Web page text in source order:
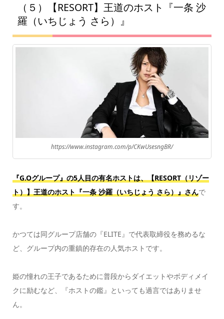
（５）【RESORT】王道のホスト『一条 沙
羅（いちじょう さら）』
https://www.instagram.com/p/CKwUsesngBR/
『G.Oグループ』の5人目の有名ホストは、【RESORT（リゾー
ト）】王道のホスト『一条 沙羅（いちじょう さら）』さんで
す。
かつては同グループ店舗の『ELITE』で代表取締役を務めるな
ど、グループ内の重鎮的存在の人気ホストです。
姫の憧れの王子であるために普段からダイエットやボディメイ
クに励むなど、『ホストの鑑』といっても過言ではありませ
ん。